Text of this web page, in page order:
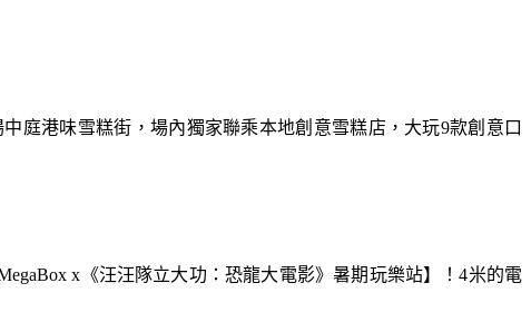
庭港味雪糕街，場內獨家聯乘本地創意雪糕店，大玩9款創意口
x《汪汪隊立大功：恐龍大電影》暑期玩樂站】！4米的電